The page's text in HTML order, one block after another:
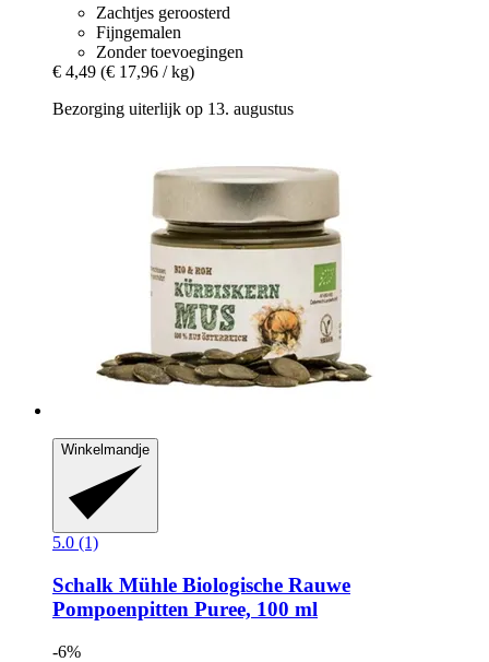
Zachtjes geroosterd
Fijngemalen
Zonder toevoegingen
€ 4,49 (€ 17,96 / kg)
Bezorging uiterlijk op 13. augustus
Winkelmandje
5.0 (1)
Schalk Mühle Biologische Rauwe
Pompoenpitten Puree, 100 ml
-6%